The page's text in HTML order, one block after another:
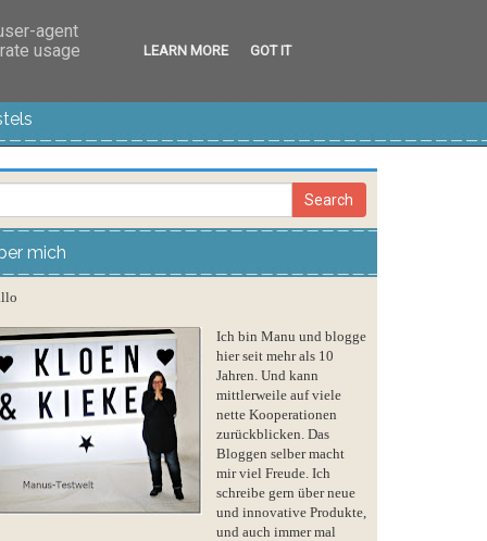
mich
Ich bin Manu und blogge
hier seit mehr als 10
Jahren. Und kann
mittlerweile auf viele
nette Kooperationen
zurückblicken. Das
Bloggen selber macht
mir viel Freude. Ich
schreibe gern über neue
und innovative Produkte,
und auch immer mal
agent
usage
LEARN MORE GOT IT